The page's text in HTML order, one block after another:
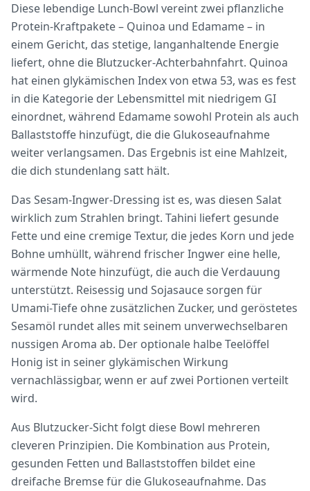
Diese lebendige Lunch-Bowl vereint zwei pflanzliche
Protein-Kraftpakete – Quinoa und Edamame – in
einem Gericht, das stetige, langanhaltende Energie
liefert, ohne die Blutzucker-Achterbahnfahrt. Quinoa
hat einen glykämischen Index von etwa 53, was es fest
in die Kategorie der Lebensmittel mit niedrigem GI
einordnet, während Edamame sowohl Protein als auch
Ballaststoffe hinzufügt, die die Glukoseaufnahme
weiter verlangsamen. Das Ergebnis ist eine Mahlzeit,
die dich stundenlang satt hält.
Das Sesam-Ingwer-Dressing ist es, was diesen Salat
wirklich zum Strahlen bringt. Tahini liefert gesunde
Fette und eine cremige Textur, die jedes Korn und jede
Bohne umhüllt, während frischer Ingwer eine helle,
wärmende Note hinzufügt, die auch die Verdauung
unterstützt. Reisessig und Sojasauce sorgen für
Umami-Tiefe ohne zusätzlichen Zucker, und geröstetes
Sesamöl rundet alles mit seinem unverwechselbaren
nussigen Aroma ab. Der optionale halbe Teelöffel
Honig ist in seiner glykämischen Wirkung
vernachlässigbar, wenn er auf zwei Portionen verteilt
wird.
Aus Blutzucker-Sicht folgt diese Bowl mehreren
cleveren Prinzipien. Die Kombination aus Protein,
gesunden Fetten und Ballaststoffen bildet eine
dreifache Bremse für die Glukoseaufnahme. Das